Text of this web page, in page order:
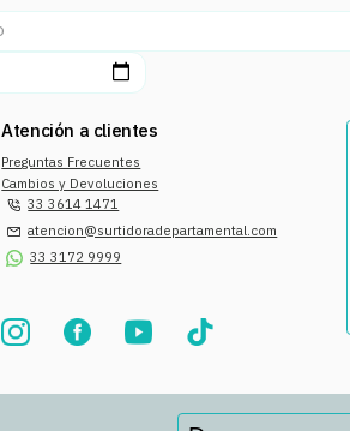
Atención a clientes
Preguntas Frecuentes
Cambios y Devoluciones
33 3614 1471
atencion@surtidoradepartamental.com
33 3172 9999